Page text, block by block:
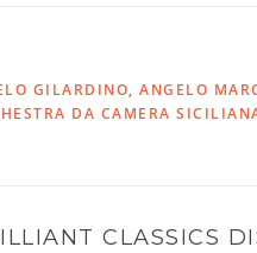
GILARDINO, ANGELO
DA CAMERA
CLASSICS